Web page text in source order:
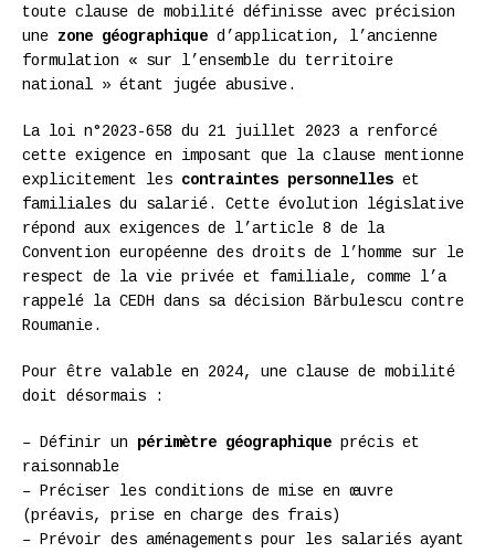
toute clause de mobilité définisse avec précision
une zone géographique d’application, l’ancienne
formulation « sur l’ensemble du territoire
national » étant jugée abusive.
La loi n°2023-658 du 21 juillet 2023 a renforcé
cette exigence en imposant que la clause mentionne
explicitement les contraintes personnelles et
familiales du salarié. Cette évolution législative
répond aux exigences de l’article 8 de la
Convention européenne des droits de l’homme sur le
respect de la vie privée et familiale, comme l’a
rappelé la CEDH dans sa décision Bărbulescu contre
Roumanie.
Pour être valable en 2024, une clause de mobilité
doit désormais :
– Définir un périmètre géographique précis et
raisonnable
– Préciser les conditions de mise en œuvre
(préavis, prise en charge des frais)
– Prévoir des aménagements pour les salariés ayant